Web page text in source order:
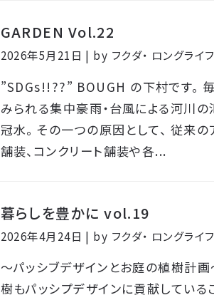
GARDEN Vol.22
2026年5月21日 | by フクダ・ ロングライ
”SDGs!!??” BOUGH の下村です。
みられる集中豪雨・台風による河川の
冠水。 その一つの原因として、 従来の
舗装、コンクリート舗装や各...
暮らしを豊かに vol.19
2026年4月24日 | by フクダ・ ロングライ
〜パッシブデザインとお庭の植樹計
樹もパッシプデザインに貢献している